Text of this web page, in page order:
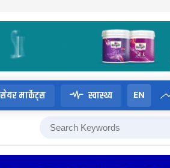
सेयर मार्केट्स स्वास्थ्य EN